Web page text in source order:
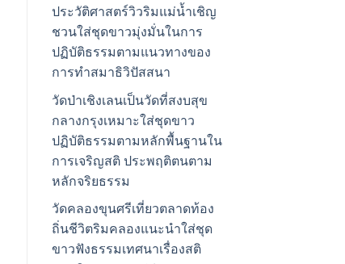
ประวัติศาสตร์วิวริมแม่น้ำเชิญ
ชวนใส่ชุดขาวมุ่งมั่นในการ
ปฏิบัติธรรมตามแนวทางของ
การทำสมาธิวิปัสสนา
วัดป่าเชิงเลนเป็นวัดที่สงบสุข
กลางกรุงเหมาะใส่ชุดขาว
ปฏิบัติธรรมตามหลักพื้นฐานใน
การเจริญสติ ประพฤติตนตาม
หลักจริยธรรม
วัดคลองขุนศรีเที่ยวตลาดท้อง
ถิ่นชีวิตริมคลองแนะนำใส่ชุด
ขาวฟังธรรมเทศนาเรื่องสติ